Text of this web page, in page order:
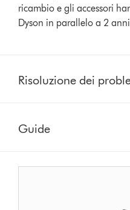
ricambio e gli accessori
Dyson in parallelo a 2
Risoluzione dei
Guide